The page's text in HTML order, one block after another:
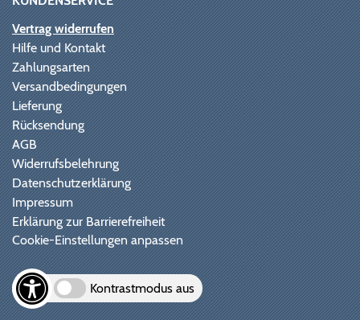
Vertrag widerrufen
Hilfe und Kontakt
Zahlungsarten
Versandbedingungen
Lieferung
Rücksendung
AGB
Widerrufsbelehrung
Datenschutzerklärung
Impressum
Erklärung zur Barrierefreiheit
Cookie-Einstellungen anpassen
Kontrastmodus aus